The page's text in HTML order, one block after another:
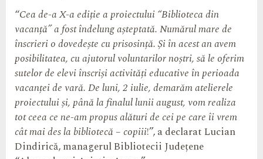
“Cea de-a X-a ediție a proiectului “Biblioteca din
vacanță” a fost îndelung așteptată. Numărul mare de
înscrieri o dovedește cu prisosință. Și în acest an avem
posibilitatea, cu ajutorul voluntarilor noștri, să le oferim
sutelor de elevi înscriși activități educative în perioada
vacanței de vară. De luni, 2 iulie, demarăm atelierele
proiectului și, până la finalul lunii august, vom realiza
tot ceea ce ne-am propus alături de cei pe care îi vrem
cât mai des la bibliotecă – copiii!”, a declarat Lucian
Dindirică, managerul Bibliotecii Județene